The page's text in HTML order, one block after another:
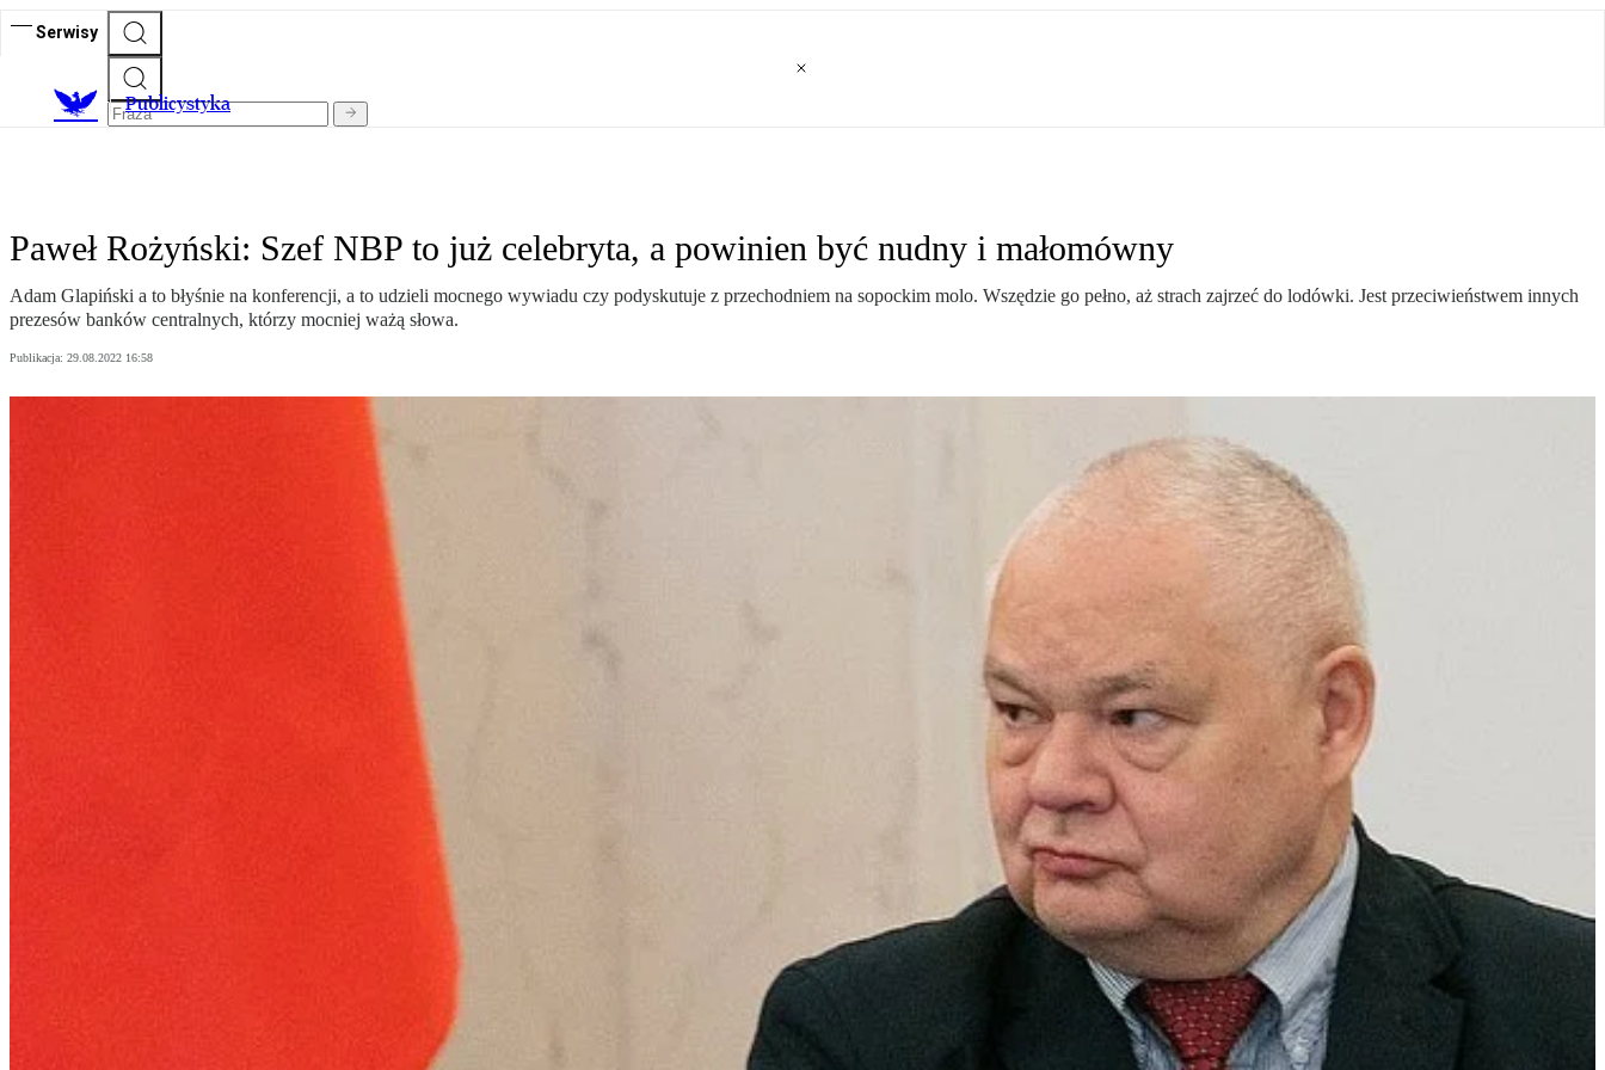
Serwisy
Publicystyka
Paweł Rożyński: Szef NBP to już celebryta, a powinien być nudny i małomówny
Adam Glapiński a to błyśnie na konferencji, a to udzieli mocnego wywiadu czy podyskutuje z przechodniem na sopockim molo. Wszędzie go pełno, aż strach zajrzeć do lodówki. Jest przeciwieństwem innych
prezesów banków centralnych, którzy mocniej ważą słowa.
Publikacja: 29.08.2022 16:58